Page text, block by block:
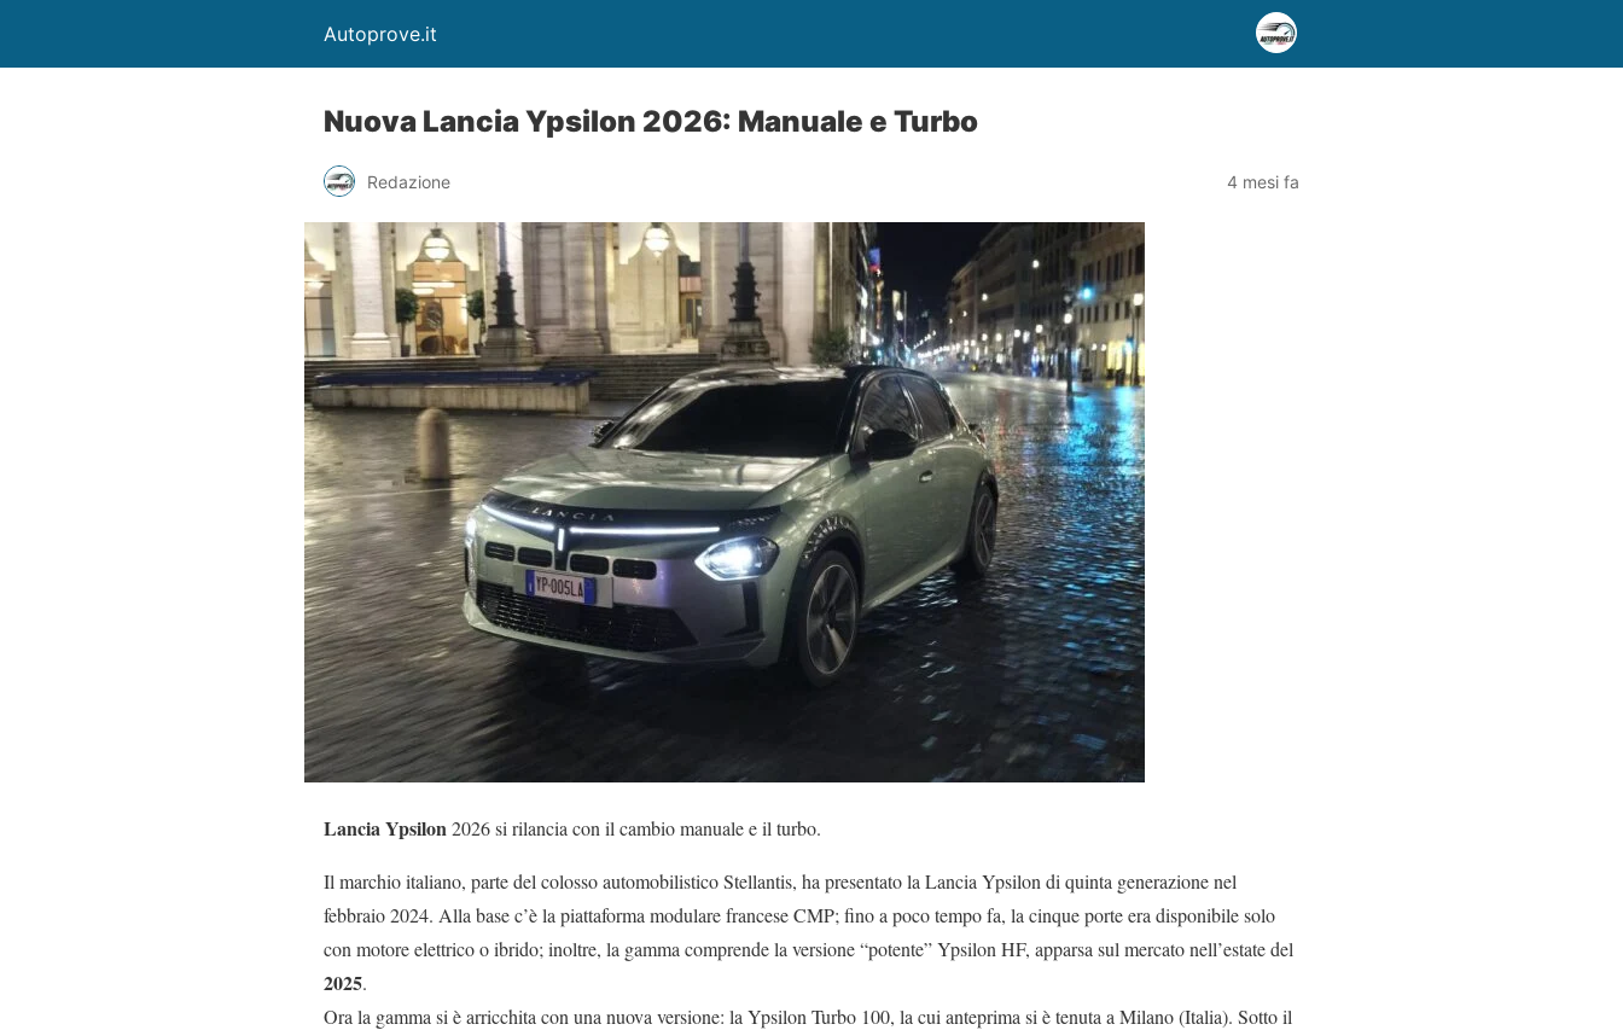
Autoprove.it
Nuova Lancia Ypsilon 2026: Manuale e Turbo
Redazione 4 mesi fa
Lancia Ypsilon2026 si rilancia con il cambio manuale e il turbo.
Il marchio italiano, parte del colosso automobilistico Stellantis, ha presentato la Lancia Ypsilon di quinta generazione nel
febbraio 2024. Alla base c’è la piattaforma modulare francese CMP; fino a poco tempo fa, la cinque porte era disponibile solo
con motore elettrico o ibrido; inoltre, la gamma comprende la versione “potente” Ypsilon HF, apparsa sul mercato nell’estate del
2025.
Ora la gamma si è arricchita con una nuova versione: la Ypsilon Turbo 100, la cui anteprima si è tenuta a Milano (Italia). Sotto il